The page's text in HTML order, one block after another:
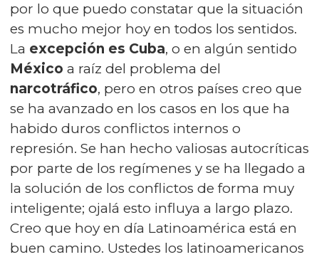
por lo que puedo constatar que la situación
es mucho mejor hoy en todos los sentidos.
La excepción es Cuba, o en algún sentido
México a raíz del problema del
narcotráfico, pero en otros países creo que
se ha avanzado en los casos en los que ha
habido duros conflictos internos o
represión. Se han hecho valiosas autocríticas
por parte de los regímenes y se ha llegado a
la solución de los conflictos de forma muy
inteligente; ojalá esto influya a largo plazo.
Creo que hoy en día Latinoamérica está en
buen camino. Ustedes los latinoamericanos